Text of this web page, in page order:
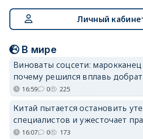
Личный
В мире
Виноваты соцсети: марокканец
почему решился вплавь
16:59 0 225
Китай пытается остановить
специалистов и ужесточает
16:07 0 173